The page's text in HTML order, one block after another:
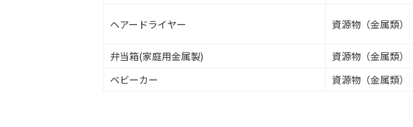
ヘアードライヤー 資源物（金属類）
弁当箱(家庭用金属製)
資源物（金属類）
ベビーカー
資源物（金属類）